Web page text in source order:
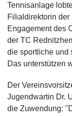
Tennisanlage
Filialdirektorin
Engagement des
der TC
die sportliche und
Das unterstützen
Der
Jugendwartin Dr.
die Zuwendung: